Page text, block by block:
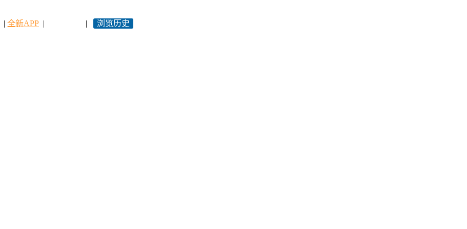
| 全新APP | | 浏览历史